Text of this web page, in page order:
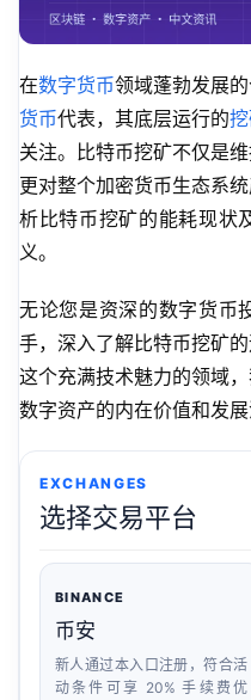
在数字货币领域蓬勃发展的
货币代表，其底层运行的
关注。比特币挖矿不仅是
更对整个加密货币生态系
析比特币挖矿的能耗现状
义。
无论您是资深的数字货币
手，深入了解比特币挖矿
这个充满技术魅力的领域
数字资产的内在价值和发展
EXCHANGES
选择交易平台
BINANCE
币安
新人通过本入口注册，符合活
动条件可享 20% 手续费优